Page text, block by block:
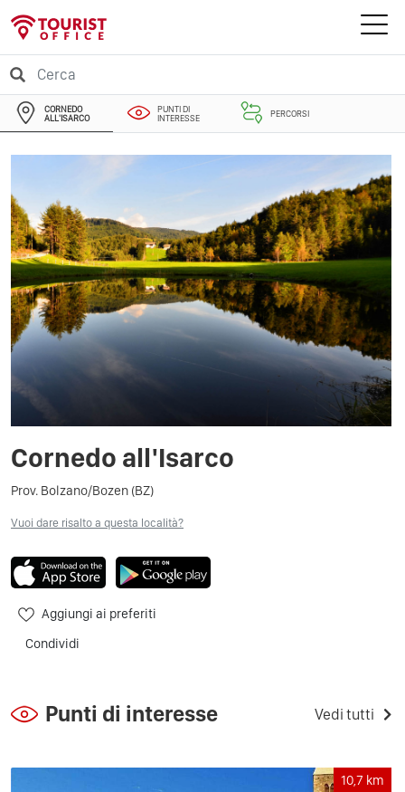
CORNEDO
ALL'ISARCO
PUNTI DI
INTERESSE
PERCORSI
Cornedo all'Isarco
Prov. Bolzano/Bozen (BZ)
Vuoi dare risalto a questa località?
Aggiungi ai preferiti
Condividi
Punti di interesse Vedi tutti
10,7 km